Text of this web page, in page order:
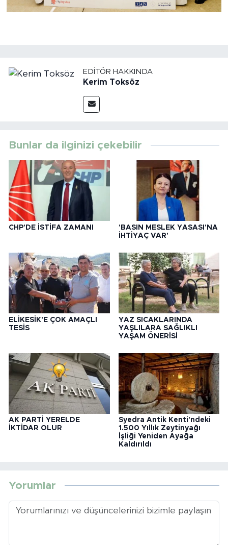
EDITÖR HAKKINDA
Kerim Toksöz
Bunlar da ilginizi çekebilir
CHP'DE İSTİFA ZAMANI
'BASIN MESLEK YASASI'NA
İHTİYAÇ VAR'
ELİKESİK'E ÇOK AMAÇLI
TESİS
YAZ SICAKLARINDA
YAŞLILARA SAĞLIKLI
YAŞAM ÖNERİSİ
AK PARTİ YERELDE
İKTİDAR OLUR
Syedra Antik Kenti'ndeki
1.500 Yıllık Zeytinyağı
İşliği Yeniden Ayağa
Kaldırıldı
Yorumlar